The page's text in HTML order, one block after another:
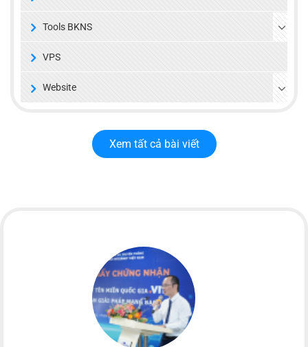
Tools BKNS
VPS
Website
Xem tất cả bài viết